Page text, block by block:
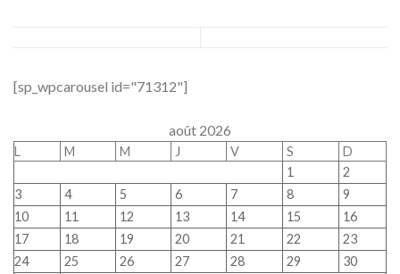
[sp_wpcarousel id="71312"]
août 2026
L M M J V S
D
1
2
3
4 5 6 7 8
9
10
11 12 13 14 15
16
17
18 19 20 21 22
23
24
25 26 27 28 29
30